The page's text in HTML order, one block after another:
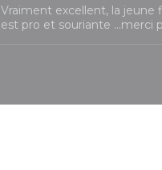
Vraiment excellent, la jeune
est pro et souriante …merci